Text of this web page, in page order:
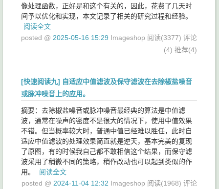
像处理函数，正好是和这个有关的，因此，花费了几天时
间予以优化和实现，本文记录了相关的研究过程和经验。
阅读全文
posted @ 2025-05-16 15:29 Imageshop 阅读(3377) 评论
(4) 推荐(4)
[快速阅读九] 自适应中值滤波及保守滤波在去除椒盐噪音
或脉冲噪音上的应用。
摘要：去除椒盐噪音或脉冲噪音最经典的算法是中值滤
波，通常在噪声的密度不是很大的情况下，使用中值效果
不错。但当概率较大时，普通中值已经难以胜任，此时自
适应中值滤波的处理效果简直就是逆天，基本完美的复现
了原图，有的时候我自己都不敢相信这个结果，而保守滤
波采用了稍微不同的策略，稍作改动也可以起到类似的作
用。
阅读全文
posted @ 2024-11-04 12:32 Imageshop 阅读(1968) 评论